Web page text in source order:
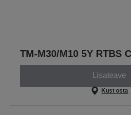
TM-M30/M10 5Y RTBS
Lisateave
Kust osta